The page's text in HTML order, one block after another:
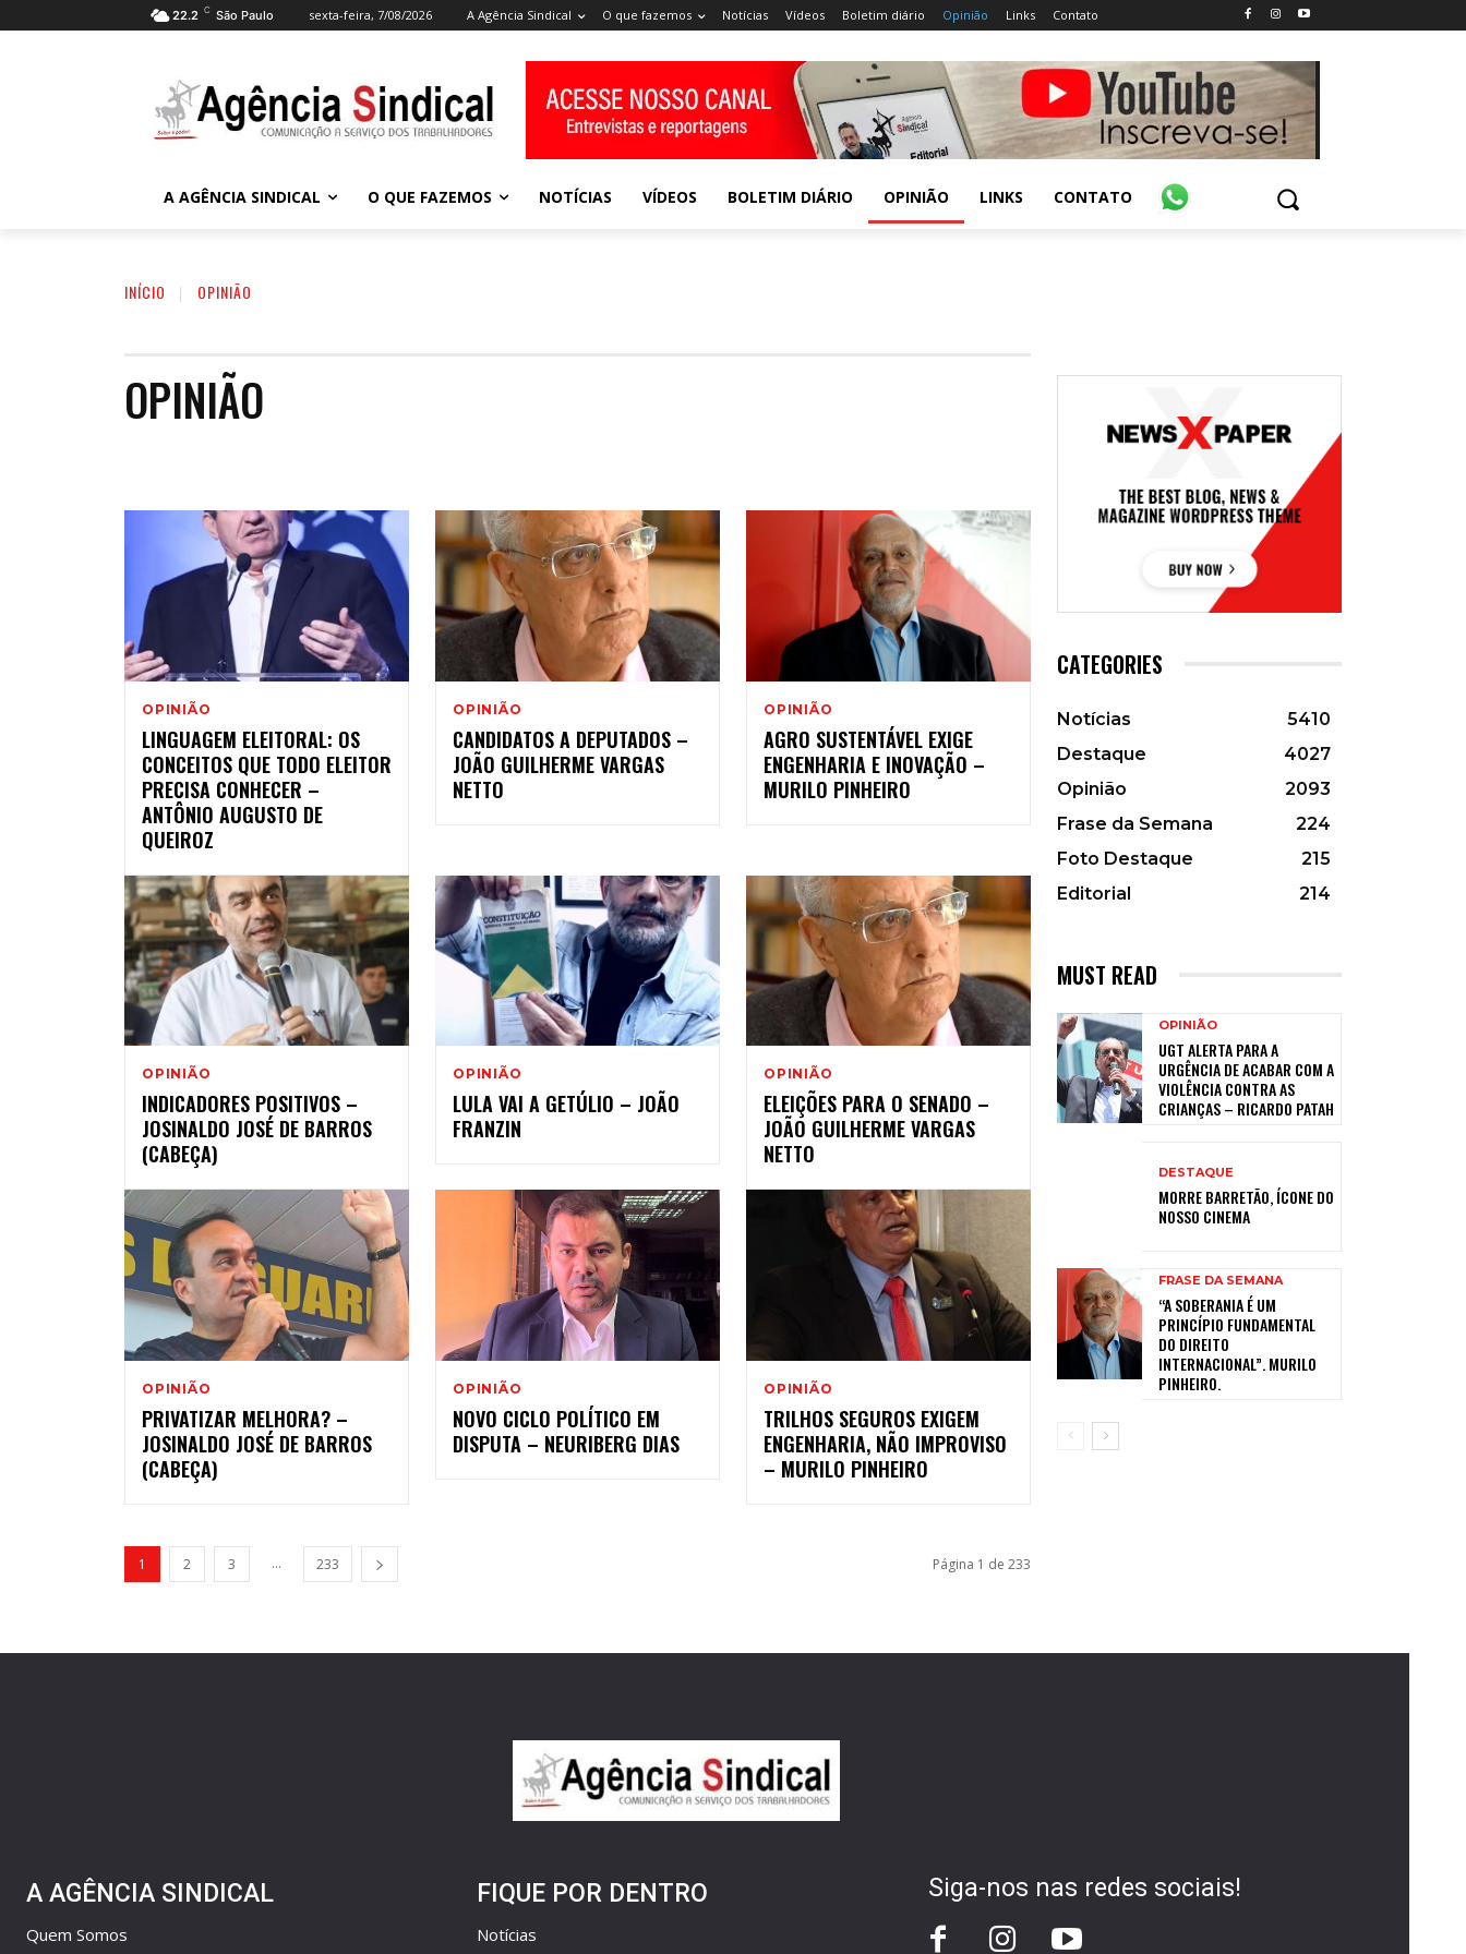
22.2 C São Paulo sexta-feira, 7/08/2026 A Agência Sindical O que fazemos Notícias Vídeos Boletim diário Opinião Links Contato
A AGÊNCIA SINDICAL O QUE FAZEMOS NOTÍCIAS VÍDEOS BOLETIM DIÁRIO OPINIÃO LINKS CONTATO
INÍCIO OPINIÃO
OPINIÃO
OPINIÃO
LINGUAGEM ELEITORAL: OS
CONCEITOS QUE TODO ELEITOR
PRECISA CONHECER –
ANTÔNIO AUGUSTO DE
QUEIROZ
OPINIÃO
CANDIDATOS A DEPUTADOS –
JOÃO GUILHERME VARGAS
NETTO
OPINIÃO
AGRO SUSTENTÁVEL EXIGE
ENGENHARIA E INOVAÇÃO –
MURILO PINHEIRO
OPINIÃO
INDICADORES POSITIVOS –
JOSINALDO JOSÉ DE BARROS
(CABEÇA)
OPINIÃO
LULA VAI A GETÚLIO – JOÃO
FRANZIN
OPINIÃO
ELEIÇÕES PARA O SENADO –
JOÃO GUILHERME VARGAS
NETTO
OPINIÃO
PRIVATIZAR MELHORA? –
JOSINALDO JOSÉ DE BARROS
(CABEÇA)
OPINIÃO
NOVO CICLO POLÍTICO EM
DISPUTA – NEURIBERG DIAS
OPINIÃO
TRILHOS SEGUROS EXIGEM
ENGENHARIA, NÃO IMPROVISO
– MURILO PINHEIRO
1 2 3 ... 233 Página 1 de 233
CATEGORIES
Notícias
5410
Destaque
4027
Opinião
2093
Frase da Semana
224
Foto Destaque
215
Editorial
214
MUST READ
OPINIÃO
UGT ALERTA PARA A
URGÊNCIA DE ACABAR COM A
VIOLÊNCIA CONTRA AS
CRIANÇAS – RICARDO PATAH
DESTAQUE
MORRE BARRETÃO, ÍCONE DO
NOSSO CINEMA
FRASE DA SEMANA
“A SOBERANIA É UM
PRINCÍPIO FUNDAMENTAL
DO DIREITO
INTERNACIONAL”. MURILO
PINHEIRO.
A AGÊNCIA SINDICAL
Quem Somos
FIQUE POR DENTRO
Notícias
Siga-nos nas redes sociais!